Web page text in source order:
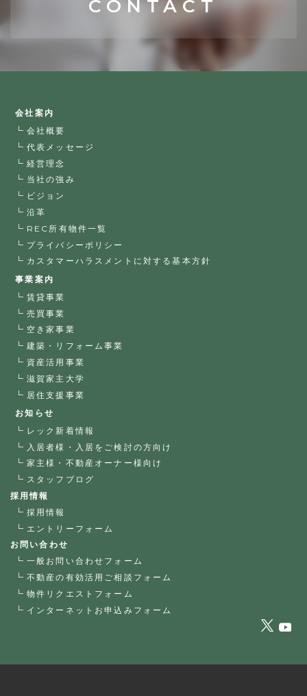
CONTACT
会社案内
会社概要
代表メッセージ
経営理念
当社の強み
ビジョン
沿革
REC所有物件一覧
プライバシーポリシー
カスタマーハラスメントに対する基本方針
事業案内
賃貸事業
売買事業
空き家事業
建築・リフォーム事業
資産活用事業
滋賀家主大学
居住支援事業
お知らせ
レック新着情報
入居者様・入居をご検討の方向け
家主様・不動産オーナー様向け
スタッフブログ
採用情報
採用情報
エントリーフォーム
お問い合わせ
一般お問い合わせフォーム
不動産の有効活用ご相談フォーム
物件リクエストフォーム
インターネットお申込みフォーム